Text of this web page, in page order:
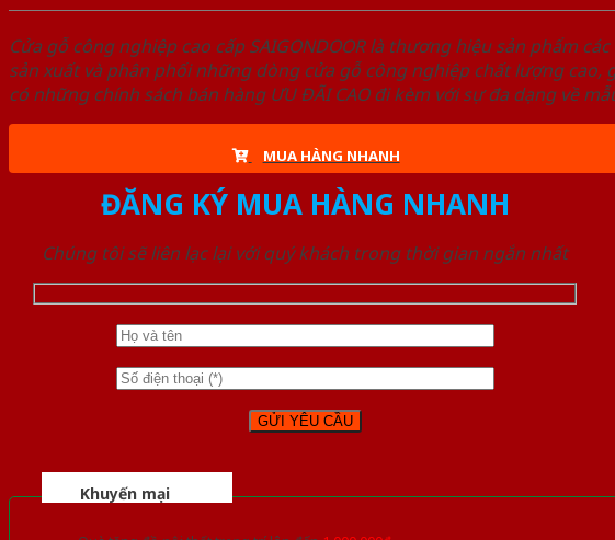
Cửa gỗ công nghiệp cao cấp SAIGONDOOR là thương hiệu sản phẩm
sản xuất và phân phối những dòng cửa gỗ công nghiệp chất lượng cao,
có những chính sách bán hàng ƯU ĐÃI CAO đi kèm với sự đa dạng về
MUA HÀNG NHANH
ĐĂNG KÝ MUA HÀNG NHANH
Chúng tôi sẽ liên lạc lại với quý khách trong thời gian ngắn nhất
Khuyến mại